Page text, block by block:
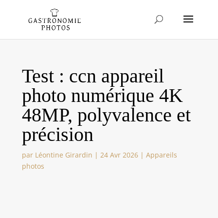
Test : ccn appareil
photo numérique 4K
48MP, polyvalence et
précision
par Léontine Girardin | 24 Avr 2026| Appareils
photos